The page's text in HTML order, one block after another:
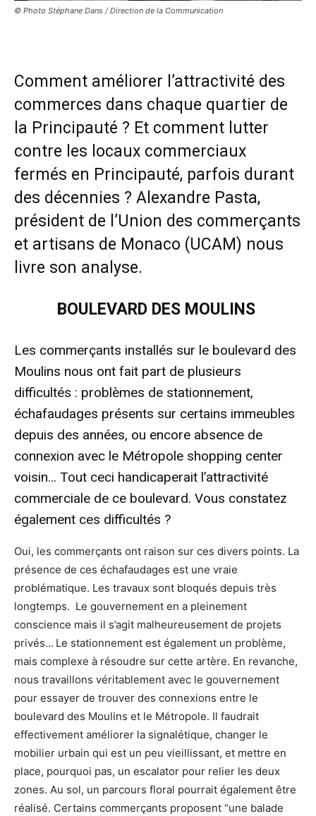
© Photo Stéphane Dans / Direction de la Communication
Comment améliorer l’attractivité des
commerces dans chaque quartier de
la Principauté ? Et comment lutter
contre les locaux commerciaux
fermés en Principauté, parfois durant
des décennies ? Alexandre Pasta,
président de l’Union des commerçants
et artisans de Monaco (UCAM) nous
livre son analyse.
BOULEVARD DES MOULINS
Les commerçants installés sur le boulevard des
Moulins nous ont fait part de plusieurs
difficultés : problèmes de stationnement,
échafaudages présents sur certains immeubles
depuis des années, ou encore absence de
connexion avec le Métropole shopping center
voisin… Tout ceci handicaperait l’attractivité
commerciale de ce boulevard. Vous constatez
également ces difficultés ?
Oui, les commerçants ont raison sur ces divers points. La
présence de ces échafaudages est une vraie
problématique. Les travaux sont bloqués depuis très
longtemps. Le gouvernement en a pleinement
conscience mais il s’agit malheureusement de projets
privés… Le stationnement est également un problème,
mais complexe à résoudre sur cette artère. En revanche,
nous travaillons véritablement avec le gouvernement
pour essayer de trouver des connexions entre le
boulevard des Moulins et le Métropole. Il faudrait
effectivement améliorer la signalétique, changer le
mobilier urbain qui est un peu vieillissant, et mettre en
place, pourquoi pas, un escalator pour relier les deux
zones. Au sol, un parcours floral pourrait également être
réalisé. Certains commerçants proposent “une balade